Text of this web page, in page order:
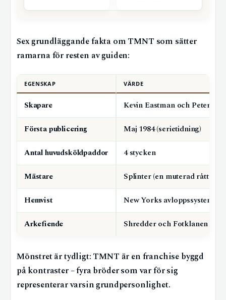
Sex grundläggande fakta om TMNT som sätter
ramarna för resten av guiden:
EGENSKAP VÄRDE
Skapare Kevin Eastman och Peter
Första publicering Maj 1984 (serietidning)
Antal huvudsköldpaddor 4 stycken
Mästare Splinter (en muterad råtta)
Hemvist New Yorks avloppssystem
Arkefiende Shredder och Fotklanen
Mönstret är tydligt: TMNT är en franchise byggd
på kontraster – fyra bröder som var för sig
representerar varsin grundpersonlighet.